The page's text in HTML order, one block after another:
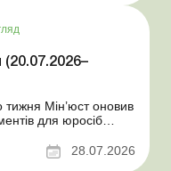
тижня Мін’юст оновив
для юросіб
бронювання У
що потрібно
28.07.2026